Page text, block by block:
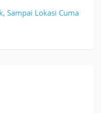
Sampai Lokasi Cuma